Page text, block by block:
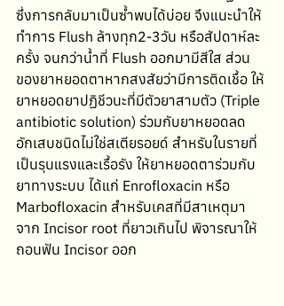
ซึ่งการกลับมาเป็นซ้ำพบได้บ่อย จึงแนะนำให้
ทำการ Flush ล้างทุก2-3วัน หรือสัปดาห์ละ
ครั้ง จนกว่าน้ำที่ Flush ออกมามีสีใส ส่วน
ของยาหยอดตาหากสงสัยว่ามีการติดเชื้อ ให้
ยาหยอดยาปฏิชีวนะที่มีตัวยาสามตัว (Triple
antibiotic solution) ร่วมกับยาหยอดลด
อักเสบชนิดไม่ใช่สเตียรอยด์ สำหรับในรายที่
เป็นรุนแรงและเรื้อรัง ให้ยาหยอดตาร่วมกับ
ยาทางระบบ ได้แก่ Enrofloxacin หรือ
Marbofloxacin สำหรับเคสที่มีสาเหตุมา
จาก Incisor root ที่ยาวเกินไป พิจารณาให้
ถอนฟัน Incisor ออก